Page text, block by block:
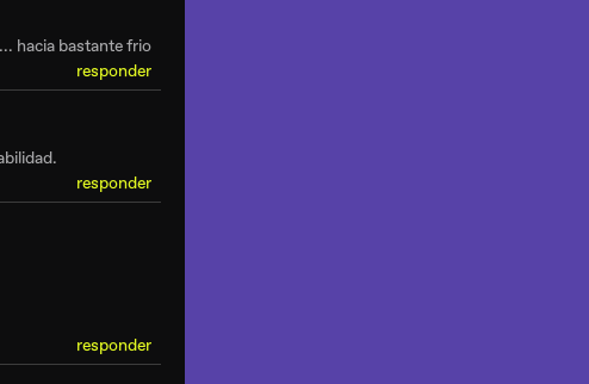
hacia bastante frio
responder
responder
responder